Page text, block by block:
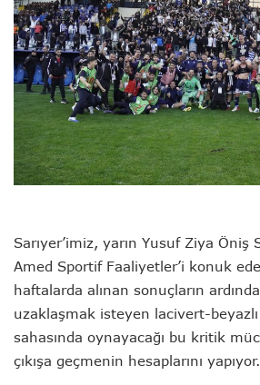
Sarıyer’imiz, yarın Yusuf Ziya Öniş
Amed Sportif Faaliyetler’i konuk
haftalarda alınan sonuçların
uzaklaşmak isteyen lacivert-
sahasında oynayacağı bu kritik
çıkışa geçmenin hesaplarını yapıyor.